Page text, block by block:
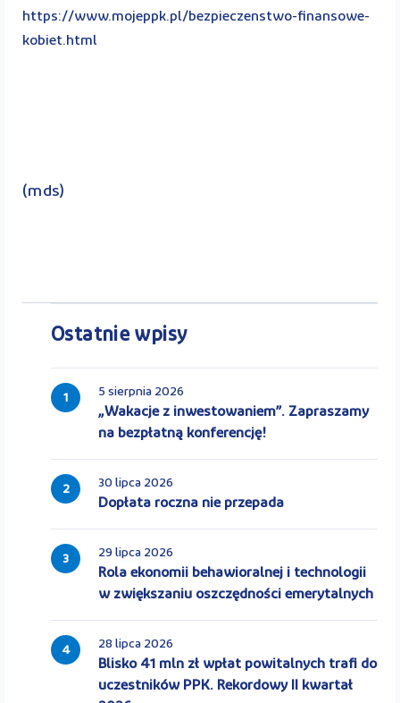
https://www.mojeppk.pl/bezpieczenstwo-finansowe-
kobiet.html
(mds)
Ostatnie wpisy
1 5 sierpnia 2026
„Wakacje z inwestowaniem”. Zapraszamy
na bezpłatną konferencję!
2 30 lipca 2026
Dopłata roczna nie przepada
3 29 lipca 2026
Rola ekonomii behawioralnej i technologii
w zwiększaniu oszczędności emerytalnych
4 28 lipca 2026
Blisko 41 mln zł wpłat powitalnych trafi do
uczestników PPK. Rekordowy II kwartał